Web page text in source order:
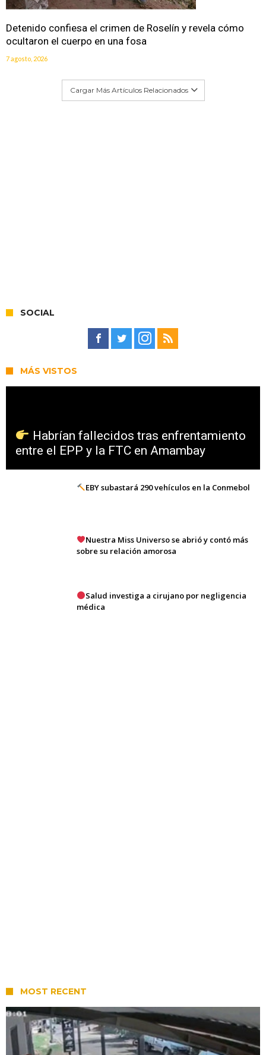
Detenido confiesa el crimen de Roselín y revela cómo
ocultaron el cuerpo en una fosa
7 agosto, 2026
Cargar Más Artículos Relacionados
SOCIAL
MÁS VISTOS
Habrían fallecidos tras enfrentamiento
entre el EPP y la FTC en Amambay
EBY subastará 290 vehículos en la Conmebol
Nuestra Miss Universo se abrió y contó más
sobre su relación amorosa
Salud investiga a cirujano por negligencia
médica
MOST RECENT